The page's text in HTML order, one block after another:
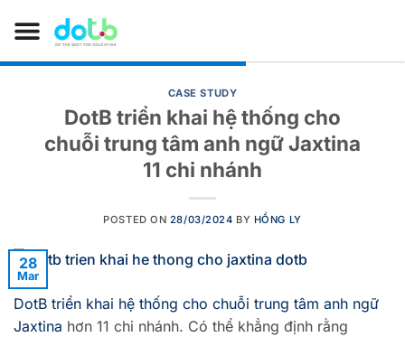
CASE STUDY
DotB triển khai hệ thống cho
chuỗi trung tâm anh ngữ Jaxtina
11 chi nhánh
POSTED ON 28/03/2024 BY HỒNG LY
28
Mar
DotB triển khai hệ thống cho chuỗi trung tâm anh ngữ
Jaxtina hơn 11 chi nhánh. Có thể khẳng định rằng